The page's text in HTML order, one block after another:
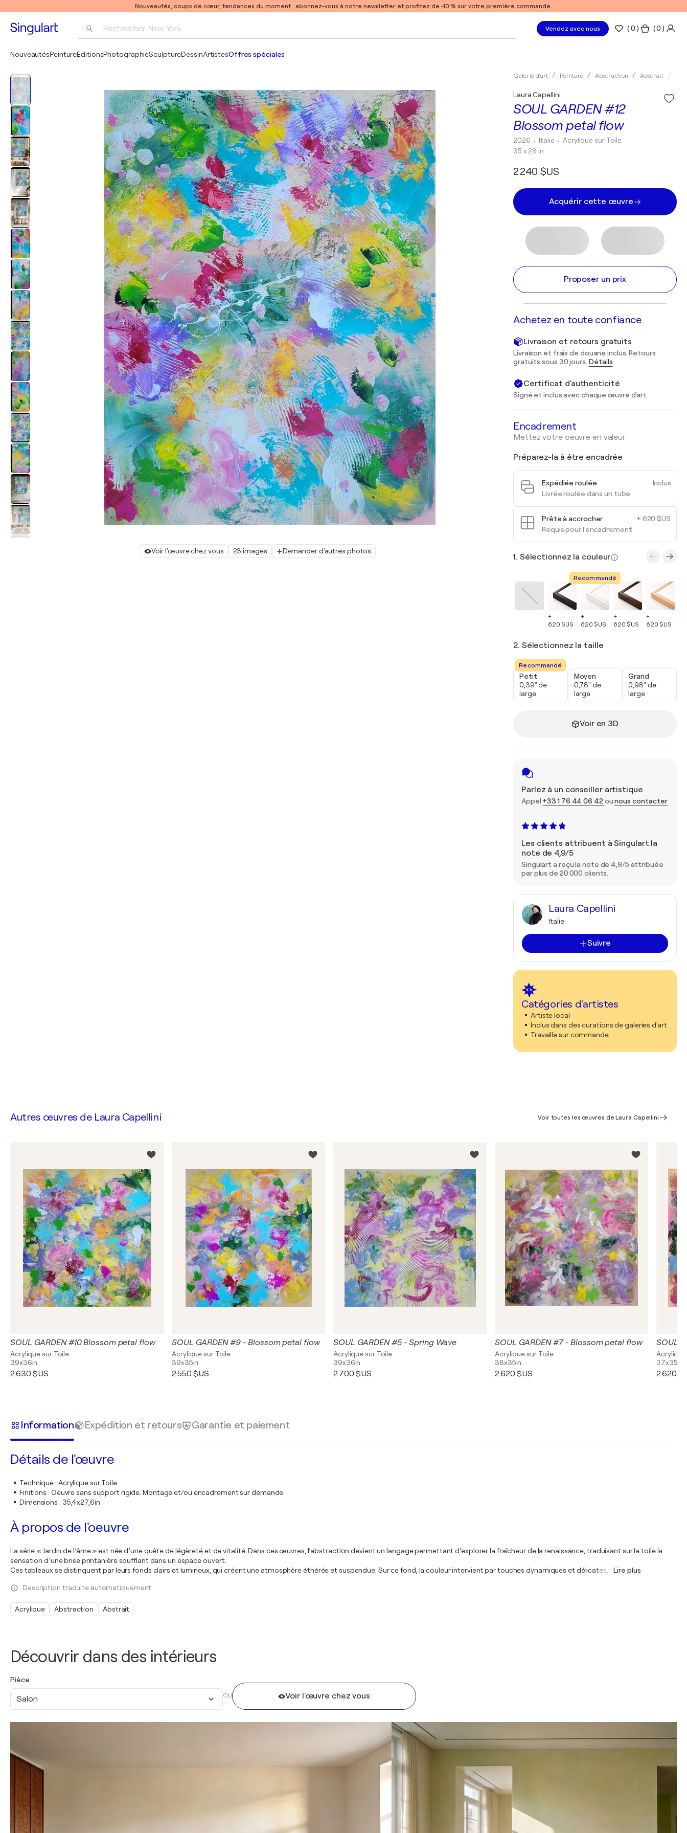
Nouveautés, coups de cœur, tendances du moment : abonnez-vous à notre newsletter et profitez de -10 % sur votre première commande.
Rechercher New York
Pablo Picasso
Vendez avec nous (0 ) ( 0 )
NouveautésPeintureÉditionsPhotographieSculptureDessinArtistesOffres spéciales
Voir l'œuvre chez vous 23 images Demander d'autres photos
Galerie d'art Peinture Abstraction Abstrait
SOUL GARDEN #12
Blossom petal flow
Laura Capellini
2026 • Italie •Acrylique sur Toile
35 x 28 in
2 240 $US
Acquérir cette œuvre
Proposer un prix
Achetez en toute confiance
Livraison et retours gratuits
Livraison et frais de douane inclus. Retours
gratuits sous 30 jours. Détails
Certificat d'authenticité
Signé et inclus avec chaque œuvre d'art
Encadrement
Mettez votre oeuvre en valeur
Préparez-la à être encadrée
Inclus
Expédiée roulée
Livrée roulée dans un tube
+ 620 $US
Prête à accrocher
Requis pour l'encadrement
1. Sélectionnez la couleur
+
620 $US
Recommandé
+
620 $US
+
620 $US
+
620 $US
2. Sélectionnez la taille
Recommandé
Petit
0,39" de
large
Moyen
0,78" de
large
Grand
0,98" de
large
Voir en 3D
Parlez à un conseiller artistique
Appel +33 1 76 44 06 42 ounous contacter
Les clients attribuent à Singulart la
note de 4,9/5
Singulart a reçu la note de 4,9/5 attribuée
par plus de 20 000 clients.
Laura Capellini
Italie
Suivre
Catégories d'artistes
Artiste local
Inclus dans des curations de galeries d'art
Travaille sur commande
Découvrir dans des intérieurs
Pièce
Salon OU Voir l'œuvre chez vous
Autres œuvres de Laura Capellini Voir toutes les œuvres de Laura Capellini
SOUL GARDEN #10 Blossom petal flow
Acrylique sur Toile
39x36in
2 630 $US
SOUL GARDEN #9 - Blossom petal flow
Acrylique sur Toile
39x35in
2 550 $US
SOUL GARDEN #5 - Spring Wave
Acrylique sur Toile
39x36in
2 700 $US
SOUL GARDEN #7 - Blossom petal flow
Acrylique sur Toile
38x35in
2 620 $US
SOUL
37x35in
2 620
Information Expédition et retours Garantie et paiement
Détails de l'œuvre
Technique: Acrylique sur Toile
Finitions : Oeuvre sans support rigide. Montage et/ou encadrement sur demande.
Dimensions : 35,4x27,6in
À propos de l'oeuvre
La série « Jardin de l’âme » est née d’une quête de légèreté et de vitalité. Dans ces œuvres, l’abstraction devient un langage permettant d’explorer la fraîcheur de la renaissance, traduisant sur la toile la
sensation d’une brise printanière soufflant dans un espace ouvert.
Ces tableaux se distinguent par leurs fonds clairs et lumineux, qui créent une atmosphère éthérée et suspendue. Sur ce fond, la couleur intervient par touches dynamiques et délicates,
Lire plus
Description traduite automatiquement.
Acrylique Abstraction Abstrait